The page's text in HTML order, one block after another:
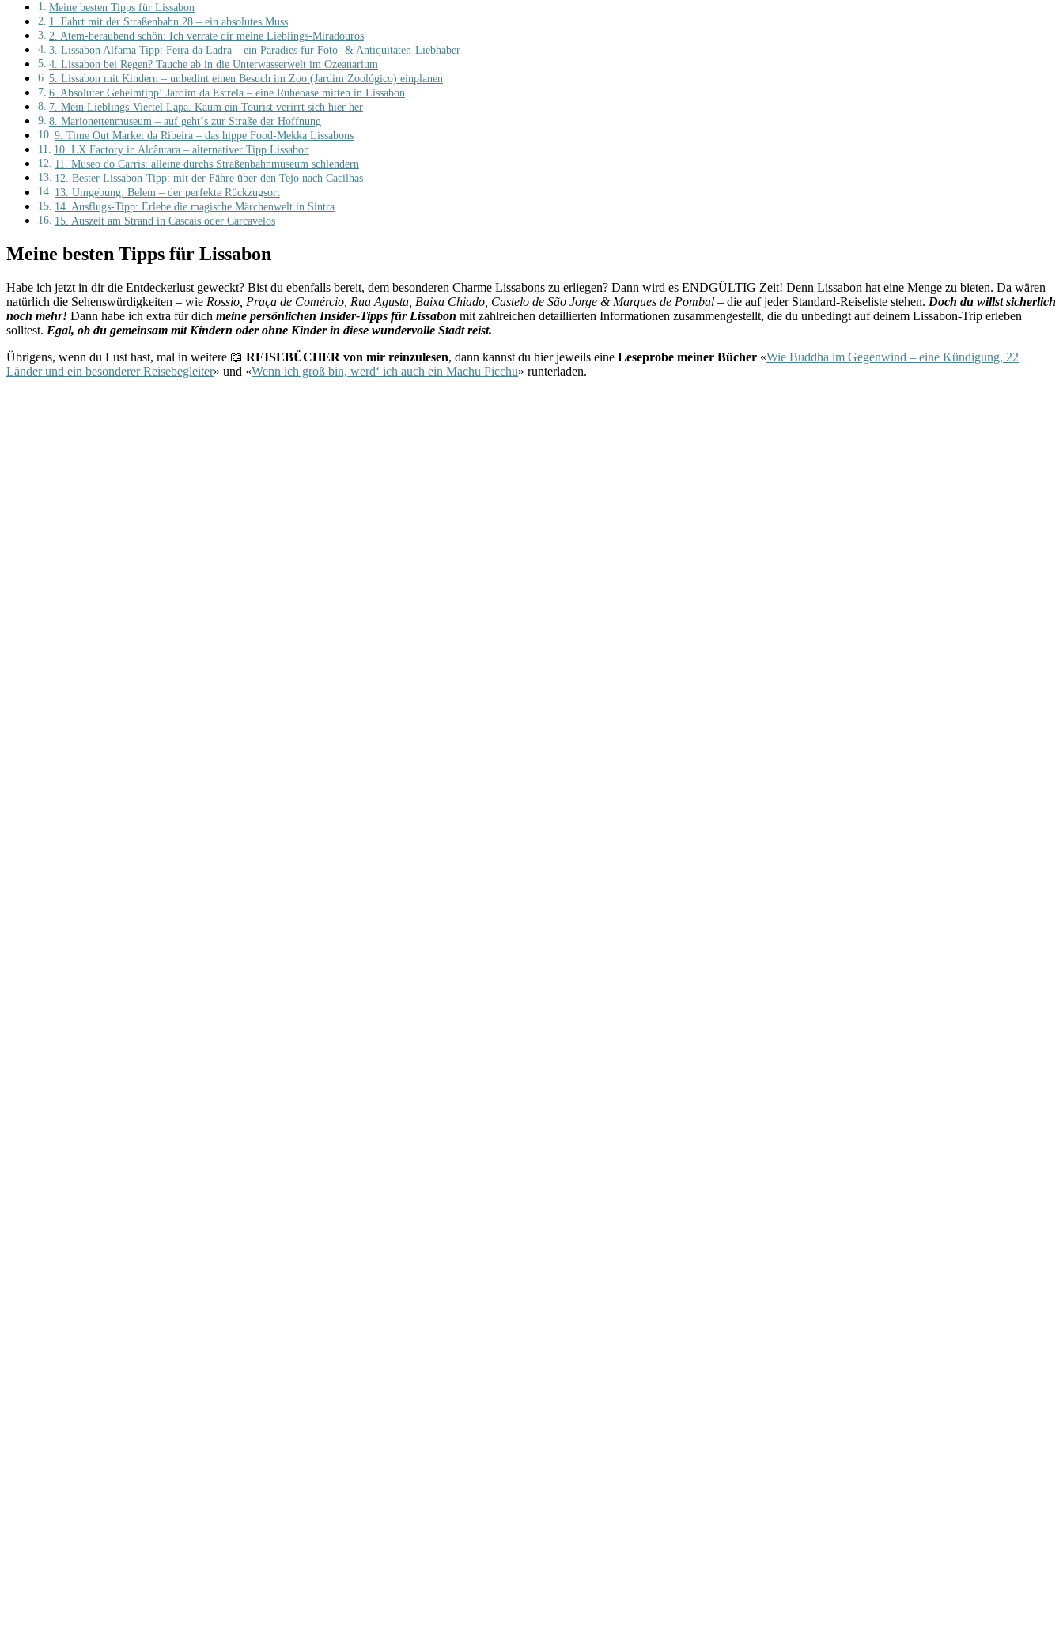
Meine besten Tipps für Lissabon
1. Fahrt mit der Straßenbahn 28 – ein absolutes Muss
2. Atem-beraubend schön: Ich verrate dir meine Lieblings-Miradouros
3. Lissabon Alfama Tipp: Feira da Ladra – ein Paradies für Foto- & Antiquitäten-Liebhaber
4. Lissabon bei Regen? Tauche ab in die Unterwasserwelt im Ozeanarium
5. Lissabon mit Kindern – unbedint einen Besuch im Zoo (Jardim Zoológico) einplanen
6. Absoluter Geheimtipp! Jardim da Estrela – eine Ruheoase mitten in Lissabon
7. Mein Lieblings-Viertel Lapa. Kaum ein Tourist verirrt sich hier her
8. Marionettenmuseum – auf geht´s zur Straße der Hoffnung
9. Time Out Market da Ribeira – das hippe Food-Mekka Lissabons
10. LX Factory in Alcântara – alternativer Tipp Lissabon
11. Museo do Carris: alleine durchs Straßenbahnmuseum schlendern
12. Bester Lissabon-Tipp: mit der Fähre über den Tejo nach Cacilhas
13. Umgebung: Belem – der perfekte Rückzugsort
14. Ausflugs-Tipp: Erlebe die magische Märchenwelt in Sintra
15. Auszeit am Strand in Cascais oder Carcavelos
Meine besten Tipps für Lissabon
Habe ich jetzt in dir die Entdeckerlust geweckt? Bist du ebenfalls bereit, dem besonderen Charme Lissabons zu erliegen? Dann wird es ENDGÜLTIG Zeit! Denn Lissabon hat eine Menge zu bieten. Da wären
natürlich die Sehenswürdigkeiten – wie Rossio, Praça de Comércio, Rua Agusta, Baixa Chiado, Castelo de São Jorge & Marques de Pombal – die auf jeder Standard-Reiseliste stehen. Doch du willst sicherlich
noch mehr! Dann habe ich extra für dich meine persönlichen Insider-Tipps für Lissabon mit zahlreichen detaillierten Informationen zusammengestellt, die du unbedingt auf deinem Lissabon-Trip erleben
solltest. Egal, ob du gemeinsam mit Kindern oder ohne Kinder in diese wundervolle Stadt reist.
Übrigens, wenn du Lust hast, mal in weitere 📖 REISEBÜCHER von mir reinzulesen, dann kannst du hier jeweils eine Leseprobe meiner Bücher «Wie Buddha im Gegenwind – eine Kündigung, 22
Länder und ein besonderer Reisebegleiter» und «Wenn ich groß bin, werd‘ ich auch ein Machu Picchu» runterladen.